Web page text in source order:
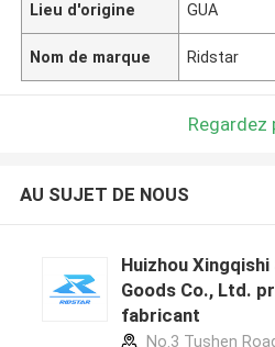
Lieu d'origine GUA
Nom de marque Ridstar
Regardez
AU SUJET DE NOUS
Huizhou
Goods Co., Ltd.
fabricant
No.3 Tushen